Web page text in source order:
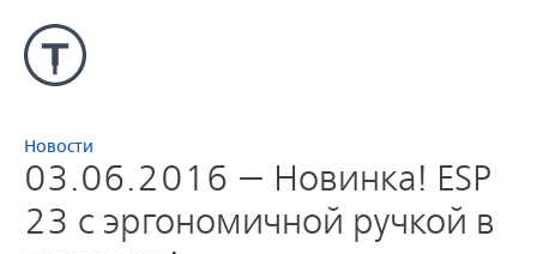
Новости
03.06.2016 — Новинка! ESP
23 с эргономичной ручкой в